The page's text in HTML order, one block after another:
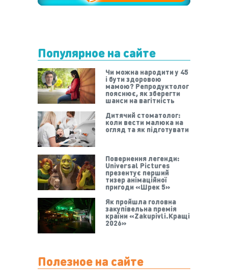
Популярное на сайте
Чи можна народити у 45
і бути здоровою
мамою? Репродуктолог
пояснює, як зберегти
шанси на вагітність
Дитячий стоматолог:
коли вести малюка на
огляд та як підготувати
Повернення легенди:
Universal Pictures
презентує перший
тизер анімаційної
пригоди «Шрек 5»
Як пройшла головна
закупівельна премія
країни «Zakupivli.Кращі
2026»
Полезное на сайте